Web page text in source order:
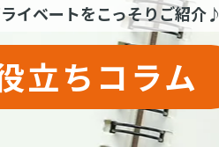
イベートをこっそりご紹介♪
立ちコラム